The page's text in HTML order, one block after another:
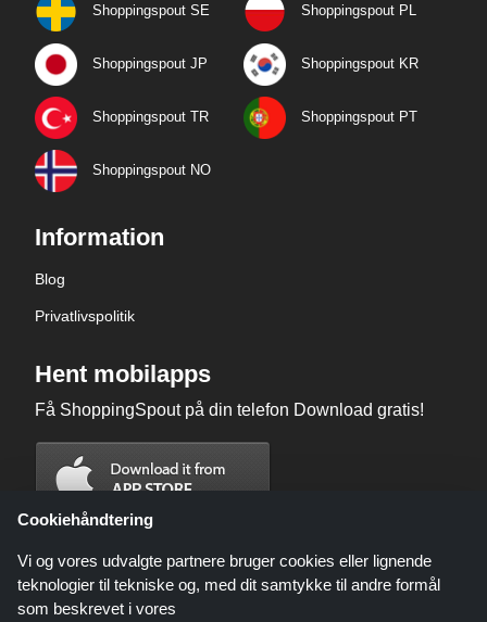
Shoppingspout SE Shoppingspout PL
Shoppingspout JP Shoppingspout KR
Shoppingspout TR Shoppingspout PT
Shoppingspout NO
Information
Blog
Privatlivspolitik
Hent mobilapps
Få ShoppingSpout på din telefon Download gratis!
Cookiehåndtering
Vi og vores udvalgte partnere bruger cookies eller lignende
teknologier til tekniske og, med dit samtykke til andre formål
som beskrevet i vores